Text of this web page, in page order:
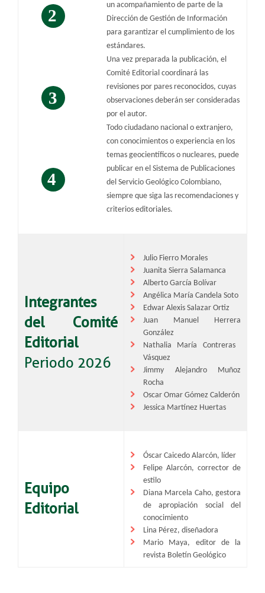
un acompañamiento de parte de la
Dirección de Gestión de Información
para garantizar el cumplimiento de los
estándares.
Una vez preparada la publicación, el
Comité Editorial coordinará las
revisiones por pares reconocidos, cuyas
observaciones deberán ser consideradas
por el autor.
Todo ciudadano nacional o extranjero,
con conocimientos o experiencia en los
temas geocientíficos o nucleares, puede
publicar en el Sistema de Publicaciones
del Servicio Geológico Colombiano,
siempre que siga las recomendaciones y
criterios editoriales.​​
Integrantes
del Comité
Editorial
Periodo 2026
Julio Fierro Morales
Juanita Si​erra Salamanca
Alberto García Bolívar
Angélica María Candela​ Soto
Edwar Alexis Salazar Ortiz
Juan Manuel Herrera
González​
Nathalia María Contreras ​
Vásquez​
Jimmy Alejandro Muñoz
Rocha​
Oscar Omar Gómez Calderón
Jessica Martínez Huertas​
Equipo
Editorial
Óscar Caicedo Alarcón, líder
Felipe Alarcón, corrector de
estilo
Diana Marcela Caho, gestora
de apropiación social del
conocimiento
Lina Pérez, diseñadora
Mario Maya, editor de la
revista Boletín Geológico